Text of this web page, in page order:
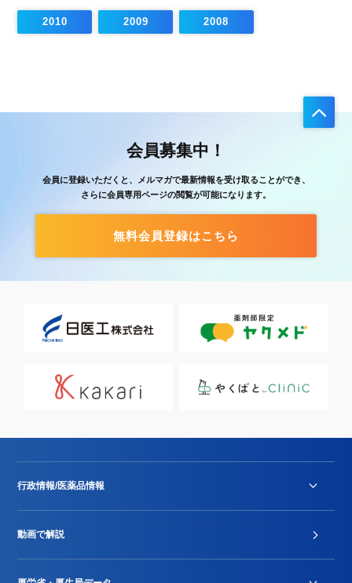
2010 2009 2008
会員募集中！
会員に登録いただくと、メルマガで最新情報を受け取ることができ、
さらに会員専用ページの閲覧が可能になります。
無料会員登録はこちら
行政情報/医薬品情報
動画で解説